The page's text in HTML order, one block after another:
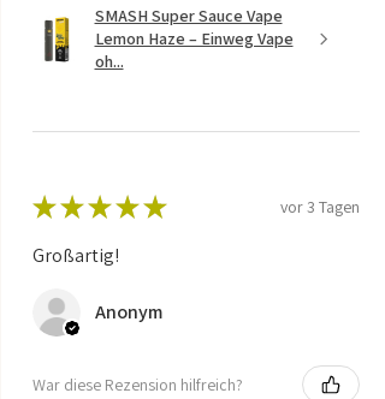
SMASH Super Sauce Vape
Lemon Haze – Einweg Vape
oh...
★ ★ ★ ★ ★ vor 3 Tagen
Großartig!
Anonym
War diese Rezension hilfreich?